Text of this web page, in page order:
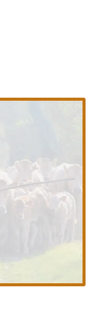
Une
à tout moment en